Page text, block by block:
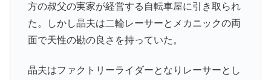
方の叔父の実家が経営する自転車屋に引き取られ
た。しかし晶夫は二輪レーサーとメカニックの両
面で天性の勘の良さを持っていた。
晶夫はファクトリーライダーとなりレーサーとし